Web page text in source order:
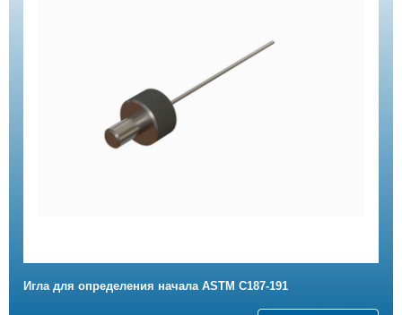
Игла для определения начала ASTM C187-191